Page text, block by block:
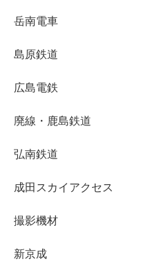
岳南電車
島原鉄道
広島電鉄
廃線・鹿島鉄道
弘南鉄道
成田スカイアクセス
撮影機材
新京成